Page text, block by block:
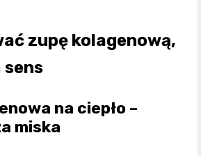
zupę kolagenową,
sens
na ciepło –
miska